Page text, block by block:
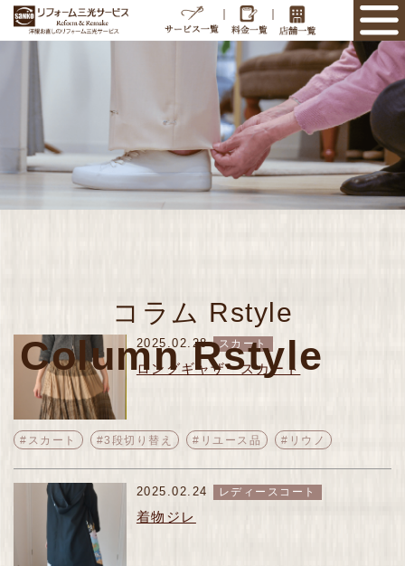
｜ ｜
Column Rstyle
コラム Rstyle
2025.02.28 スカート
ロングギャザースカート
#スカート #3段切り替え #リユース品 #リウノ
2025.02.24 レディースコート
着物ジレ